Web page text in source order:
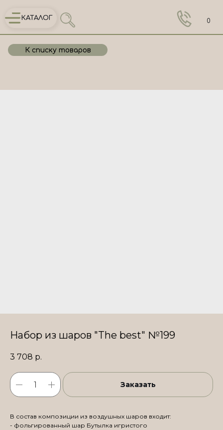
КАТАЛОГ 0
К списку товаров
Набор из шаров "The best" №199
3 708 р.
Заказать
В состав композиции из воздушных шаров входит:
- фольгированный шар Бутылка игристого